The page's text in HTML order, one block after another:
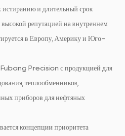
истиранию и длительный срок
репутацией на внутреннем
в Европу, Америку и Юго-
Precision с продукцией для
теплообменников,
приборов для нефтяных
концепции приоритета